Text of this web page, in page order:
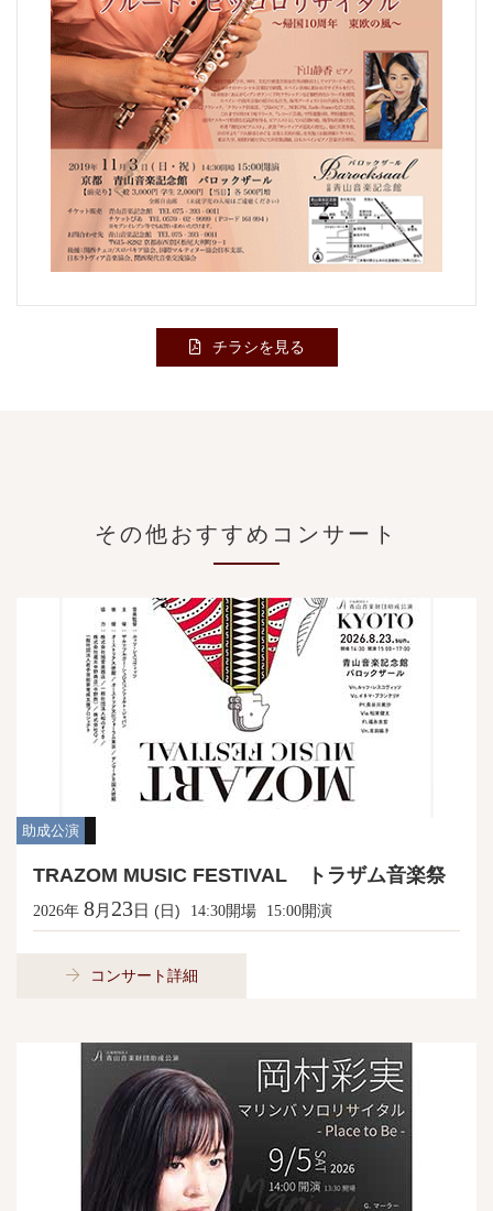
チラシを見る
その他おすすめコンサート
助成公演
TRAZOM MUSIC FESTIVAL トラザム音楽祭
2026年 8月 23日 (日) 14:30開場 15:00開演
コンサート詳細